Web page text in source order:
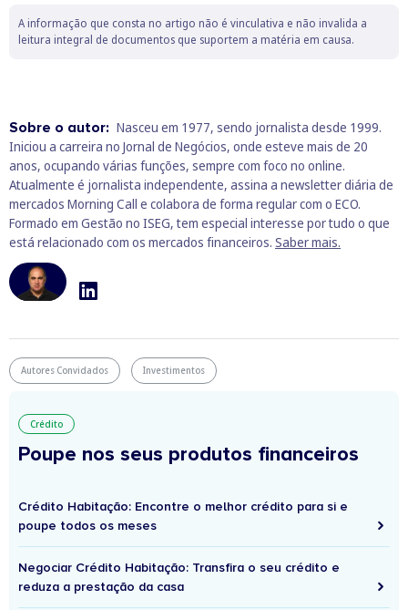
A informação que consta no artigo não é vinculativa e não invalida a
leitura integral de documentos que suportem a matéria em causa.
Sobre o autor: Nasceu em 1977, sendo jornalista desde 1999.
Iniciou a carreira no Jornal de Negócios, onde esteve mais de 20
anos, ocupando várias funções, sempre com foco no online.
Atualmente é jornalista independente, assina a newsletter diária de
mercados Morning Call e colabora de forma regular com o ECO.
Formado em Gestão no ISEG, tem especial interesse por tudo o que
está relacionado com os mercados financeiros. Saber mais.
Autores Convidados Investimentos
Crédito
Poupe nos seus produtos financeiros
Crédito Habitação: Encontre o melhor crédito para si e
poupe todos os meses
Negociar Crédito Habitação: Transfira o seu crédito e
reduza a prestação da casa